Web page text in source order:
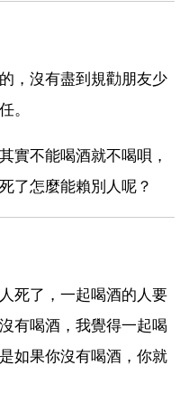
，沒有盡到規勸朋友少
。
實不能喝酒就不喝唄，
了怎麼能賴別人呢？
死了，一起喝酒的人要
有喝酒，我覺得一起喝
如果你沒有喝酒，你就